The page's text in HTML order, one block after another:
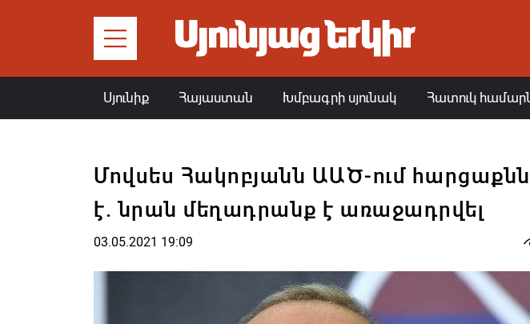
Սյունիք Հայաստան Խմբագրի սյունակ Հատուկ
Մովսես Հակոբյանն ԱԱԾ-ում
է. նրան մեղադրանք է առաջադրվել
03.05.2021 19:09